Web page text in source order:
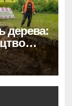
дерева: